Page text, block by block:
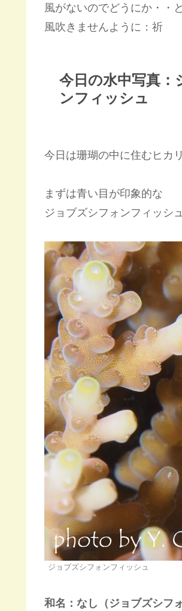
風がないのでどうにか・・
風吹きませんように：祈
今日の水中写真
ンフィッシュ
今日は珊瑚の中に住むヒカ
まずは青い目が印象的な
ジョブズシフォンフィッシュ
ジョブズシフォンフィッシュ
和名：なし（ジョブズシフ